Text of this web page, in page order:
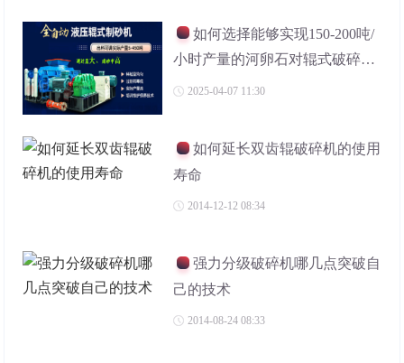
如何选择能够实现150-200吨/
小时产量的河卵石对辊式破碎
机？2025-04-07 11:30
如何延长双齿辊破碎机的使用
寿命
2014-12-12 08:34
强力分级破碎机哪几点突破自
己的技术
2014-08-24 08:33